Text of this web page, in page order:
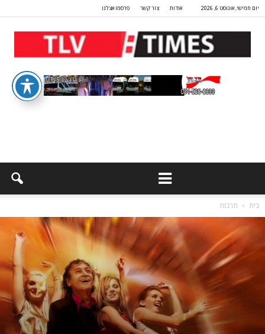
יום חמישי, אוגוסט 6, 2026 אודות צור קשר פרסמו אצלנו
בית תרבות